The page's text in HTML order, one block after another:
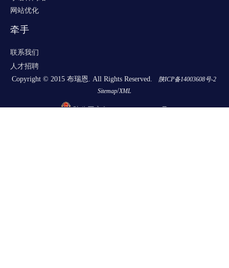
网站优化
牵手
联系我们
人才招聘
Copyright © 2015 布瑞恩. All Rights Reserved. 陕ICP备14003608号-2
Sitemap/XML
陕公网安备 61030202000354号